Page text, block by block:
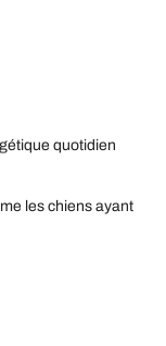
quotidien
les chiens ayant